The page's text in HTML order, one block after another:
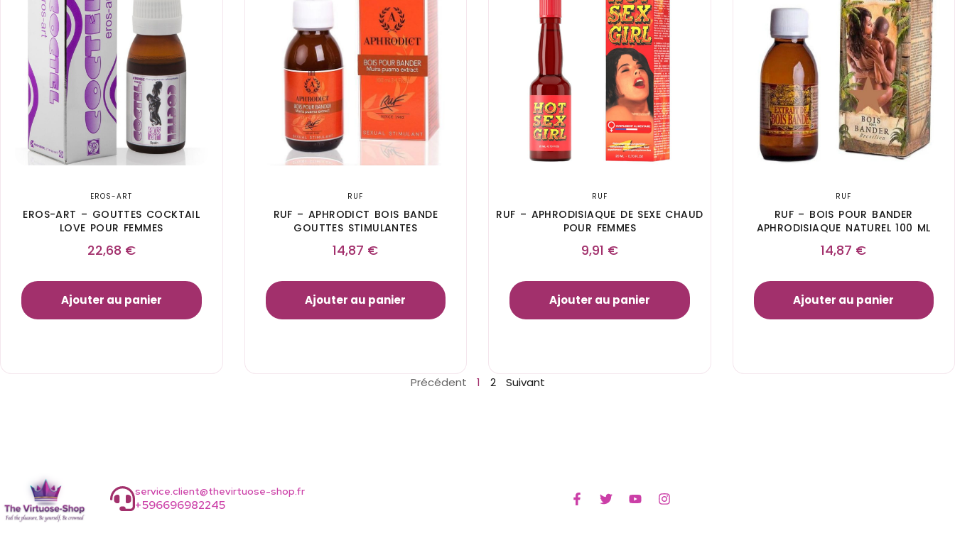
EROS-ART
EROS-ART – GOUTTES COCKTAIL
LOVE POUR FEMMES
22,68 €
Ajouter au panier
RUF
RUF – APHRODICT BOIS BANDE
GOUTTES STIMULANTES
14,87 €
Ajouter au panier
RUF
RUF – APHRODISIAQUE DE SEXE CHAUD
POUR FEMMES
9,91 €
Ajouter au panier
RUF
RUF – BOIS POUR BANDER
APHRODISIAQUE NATUREL 100 ML
14,87 €
Ajouter au panier
Précédent 1 2 Suivant
service.client@thevirtuose-shop.fr
+596696982245